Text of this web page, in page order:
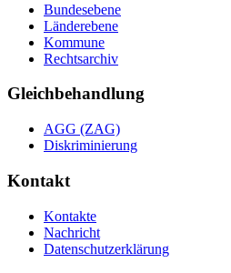
Bundesebene
Länderebene
Kommune
Rechtsarchiv
Gleichbehandlung
AGG (ZAG)
Diskriminierung
Kontakt
Kontakte
Nachricht
Datenschutzerklärung